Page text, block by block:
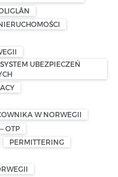
UBEZPIECZEŃ
W NORWEGII
OTP
PERMITTERING